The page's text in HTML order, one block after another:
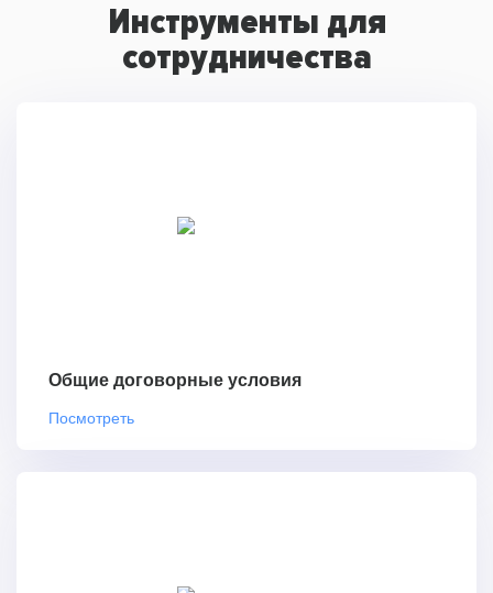
Инструменты для
сотрудничества
Общие договорные условия
Посмотреть